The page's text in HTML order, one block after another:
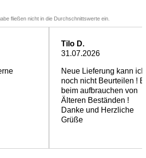
fließen nicht in die Durchschnittswerte ein.
Tilo D.
31.07.2026
Neue Lieferung kann ich
noch nicht Beurteilen !
beim aufbrauchen von
Älteren Beständen !
Danke und Herzliche
Grüße